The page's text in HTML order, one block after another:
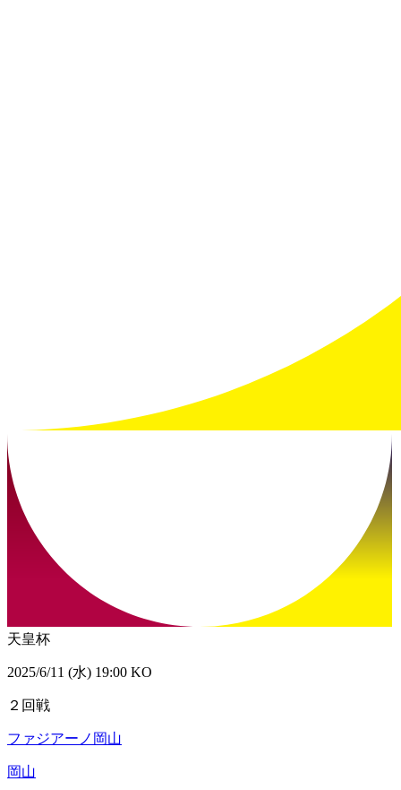
天皇杯
2025/6/11 (水) 19:00 KO
２回戦
ファジアーノ岡山
岡山